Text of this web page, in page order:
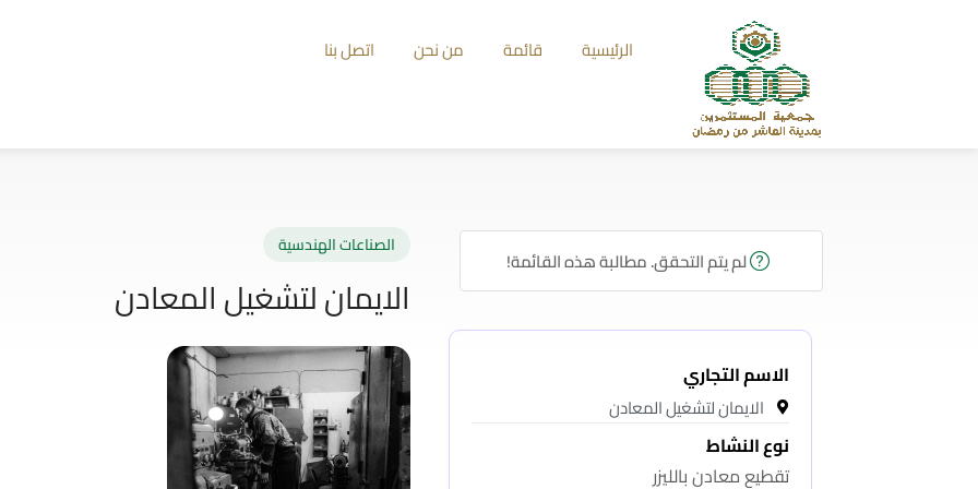
الرئيسية قائمة من نحن اتصل بنا
الصناعات الهندسية
الايمان لتشغيل المعادن
لم يتم التحقق. مطالبة هذه القائمة!
الاسم التجاري
الايمان لتشغيل المعادن
نوع النشاط
تقطيع معادن بالليزر